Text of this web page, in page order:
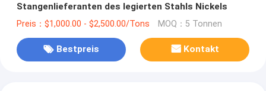
Stangenlieferanten des legierten Stahls Nickels
Preis：$1,000.00 - $2,500.00/Tons MOQ：5 Tonnen
Bestpreis Kontakt